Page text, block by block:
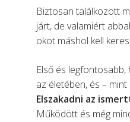
Biztosan találkozott
járt, de valamiért
okot máshol kell
Első és
az életében, és –
Elszakadni az
Működött és még